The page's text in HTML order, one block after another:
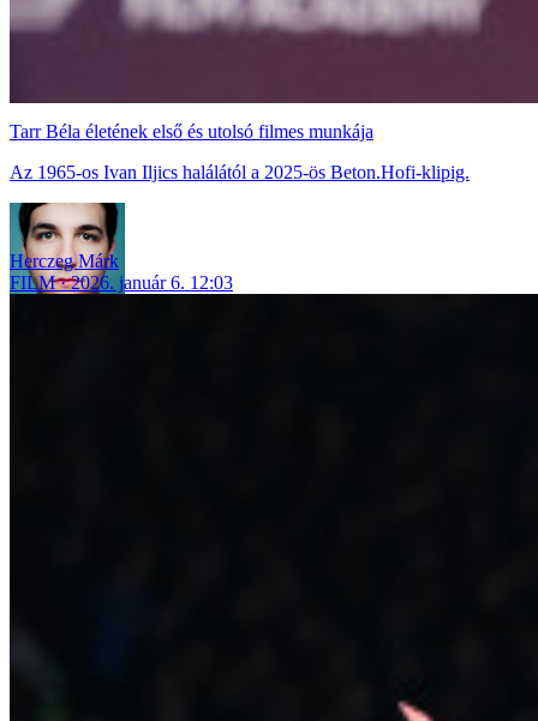
Tarr Béla életének első és utolsó filmes munkája
Az 1965-os Ivan Iljics halálától a 2025-ös Beton.Hofi-klipig.
Herczeg Márk
FILM
2026. január 6. 12:03